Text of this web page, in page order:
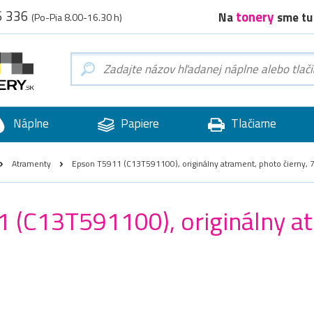
336 (Po-Pia 8.00-16.30 h) Natonery sme
Náplne Papiere Tlačiarne
Atramenty Epson T5911 (C13T591100), originálny atrament, photo čierny,
(C13T591100), originálny